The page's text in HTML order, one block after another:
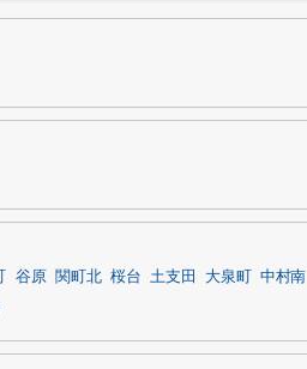
谷原 関町北 桜台 土支田 大泉町 中村南